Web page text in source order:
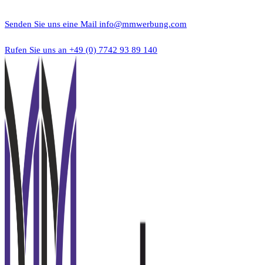
Inhalt
Senden Sie uns eine Mail info@mmwerbung.com
Rufen Sie uns an +49 (0) 7742 93 89 140